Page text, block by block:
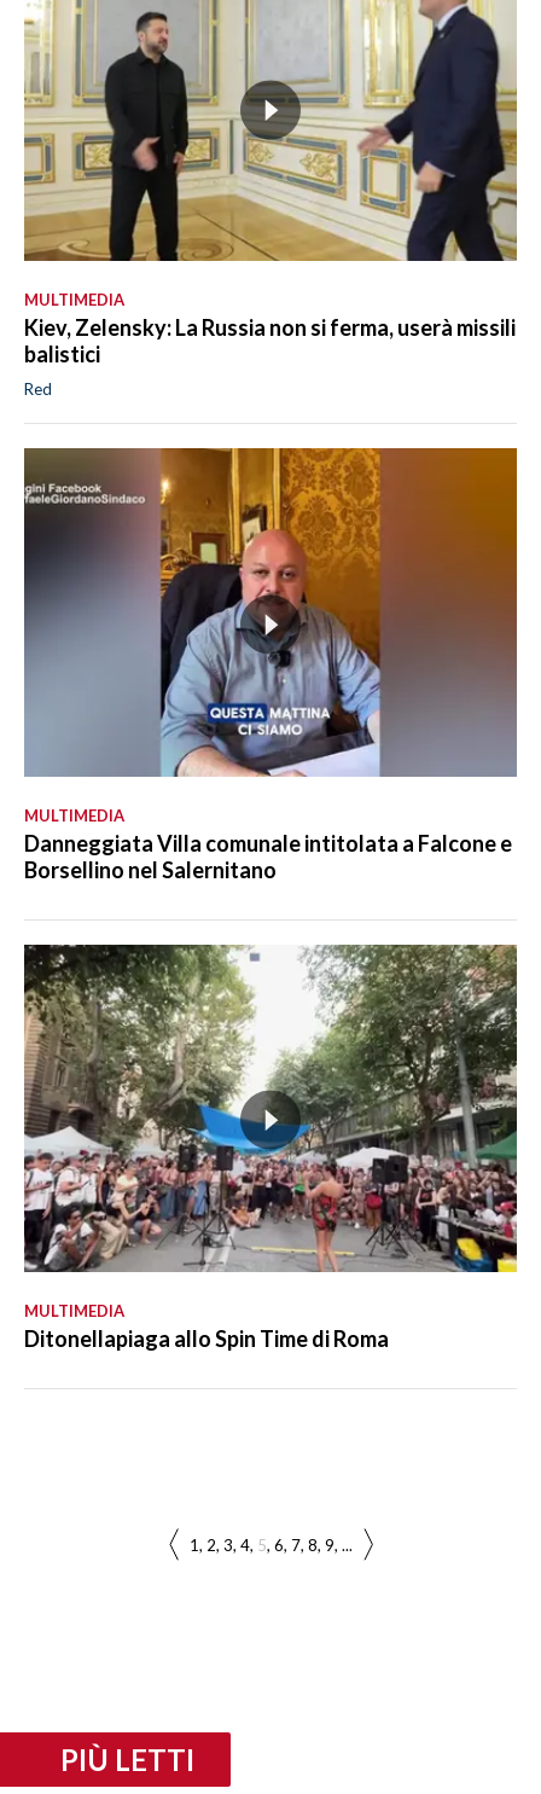
MULTIMEDIA
Kiev, Zelensky: La Russia non si ferma, userà missili
balistici
Red
MULTIMEDIA
Danneggiata Villa comunale intitolata a Falcone e
Borsellino nel Salernitano
MULTIMEDIA
Ditonellapiaga allo Spin Time di Roma
1 2 3 4 5 6 7 8 9 ...
PIÙ LETTI